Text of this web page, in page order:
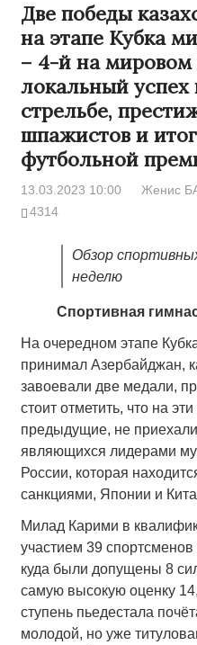
Две победы
на этапе Кубка
– 4-й на мировом
локальный успех
стрельбе,
шпажистов и
футбольной
13.03.2023 10:00 Женис
4314
Обзор
неделю
Спортивная
На очередном этапе
принимал Азербайджан,
завоевали две медали,
стоит отметить, что на
предыдущие, не
являющихся лидерами
России, которая
санкциями, Японии и
Милад Карими в
участием 39
куда были допущены 8
самую высокую оценку
ступень пьедестала
молодой, но уже